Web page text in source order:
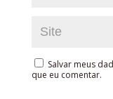
Salvar meus
que eu comentar.